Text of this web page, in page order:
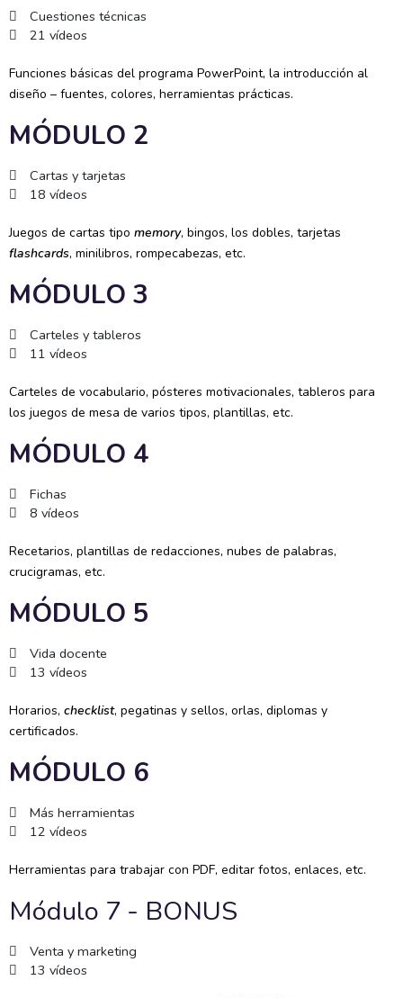
Cuestiones técnicas
21 vídeos
Funciones básicas del programa PowerPoint, la introducción al
diseño – fuentes, colores, herramientas prácticas.
MÓDULO 2
Cartas y tarjetas
18 vídeos
Juegos de cartas tipo memory, bingos, los dobles, tarjetas
flashcards, minilibros, rompecabezas, etc.
MÓDULO 3
Carteles y tableros
11 vídeos
Carteles de vocabulario, pósteres motivacionales, tableros para
los juegos de mesa de varios tipos, plantillas, etc.
MÓDULO 4
Fichas
8 vídeos
Recetarios, plantillas de redacciones, nubes de palabras,
crucigramas, etc.
MÓDULO 5
Vida docente
13 vídeos
Horarios, checklist, pegatinas y sellos, orlas, diplomas y
certificados.
MÓDULO 6
Más herramientas
12 vídeos
Herramientas para trabajar con PDF, editar fotos, enlaces, etc.
Módulo 7 - BONUS
Venta y marketing
13 vídeos